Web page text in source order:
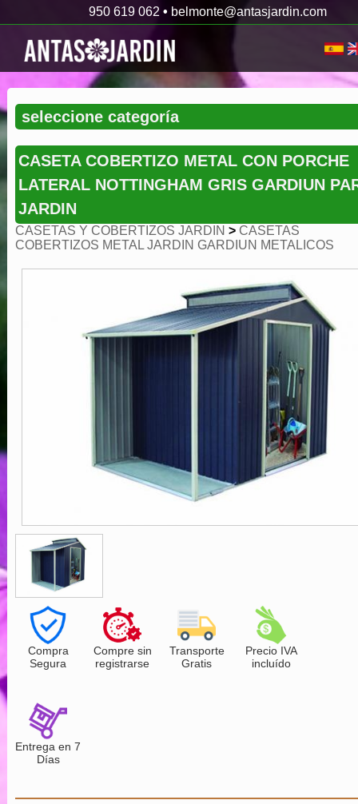
950 619 062 • belmonte@antasjardin.com
CASETA COBERTIZO METAL CON PORCHE
LATERAL NOTTINGHAM GRIS GARDIUN
JARDIN
CASETAS Y COBERTIZOS JARDIN > CASETAS
COBERTIZOS METAL JARDIN GARDIUN METALICOS
Compra
Segura
Compre sin
registrarse
Transporte
Gratis
Precio IVA
incluído
Entrega en 7
Días